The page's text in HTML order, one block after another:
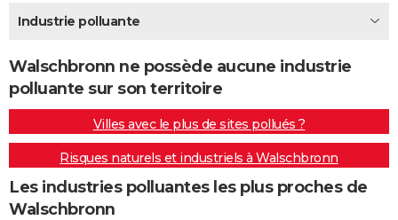
Destinations
City break
Voyage nature
Voyage de noces
Forum
Climat
+PHOTO
GUIDES D'ACHAT
BONS PLANS
CARTE DE VOEUX
Carte de Noël
Carte Bonne année
Carte Saint-Valentin
Carte Pâques
Carte d'anniversaire
DICTIONNAIRE
Dictionnaire
Biographies
Citations
Expressions
Proverbes
PROGRAMME TV
Industrie polluante
Walschbronn ne possède aucune industrie
polluante sur son territoire
Villes avec le plus de sites pollués ?
Risques naturels et industriels à Walschbronn
Les industries polluantes les plus proches de
Walschbronn